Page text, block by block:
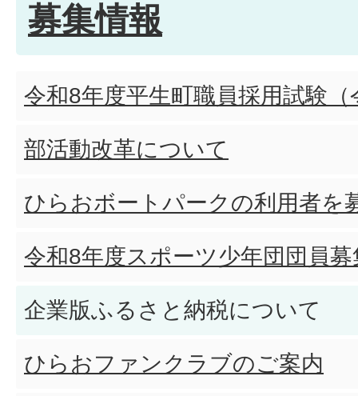
募集情報
令和8年度平生町職員採用試験
部活動改革について
ひらおボートパークの利用者を
令和8年度スポーツ少年団団員募
企業版ふるさと納税について
ひらおファンクラブのご案内